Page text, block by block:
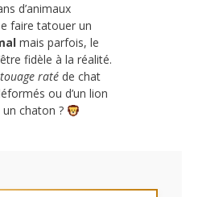
d’animaux
faire tatouer un
mais parfois, le
fidèle à la réalité.
raté de chat
ou d’un lion
chaton ?